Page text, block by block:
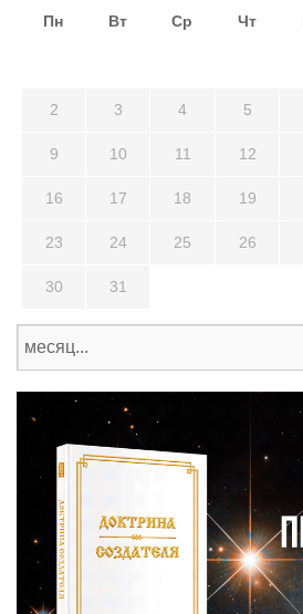
Пн Вт Ср Чт
2 3 4 5
9 10 11 12
16 17 18 19
23 24 25 26
30 31